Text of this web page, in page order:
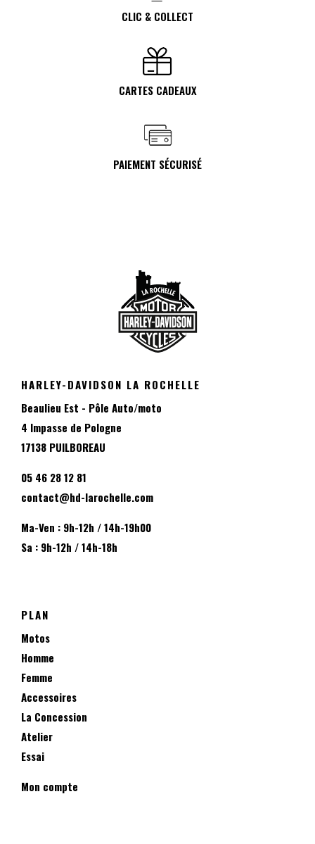
CLIC & COLLECT
CARTES CADEAUX
PAIEMENT SÉCURISÉ
HARLEY-DAVIDSON LA ROCHELLE
Beaulieu Est - Pôle Auto/moto
4 Impasse de Pologne
17138 PUILBOREAU
05 46 28 12 81
contact@hd-larochelle.com
Ma-Ven : 9h-12h / 14h-19h00
Sa : 9h-12h / 14h-18h
PLAN
Motos
Homme
Femme
Accessoires
La Concession
Atelier
Essai
Mon compte